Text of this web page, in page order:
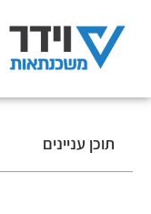
תוכן עניינים